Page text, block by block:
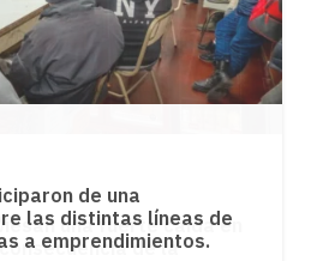
una fuerte caída en
de la